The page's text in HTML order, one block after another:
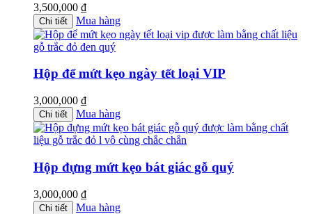
3,500,000 ₫
Chi tiết Mua hàng
Hộp để mứt kẹo ngày tết loại VIP
3,000,000 ₫
Chi tiết Mua hàng
Hộp đựng mứt kẹo bát giác gỗ quý
3,000,000 ₫
Chi tiết Mua hàng